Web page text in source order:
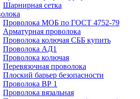
Шарнирная сетка
Проволока МОБ по ГОСТ 4752-79
Арматурная проволока
Проволока колючая СББ купить
Проволока АД1
Проволока колючая
Перевязочная проволока
Плоский барьер безопасности
Проволока ВР 1
Проволока вязальная